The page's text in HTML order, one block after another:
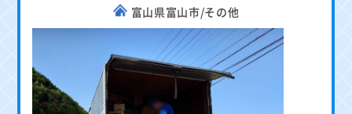
富山県富山市/その他